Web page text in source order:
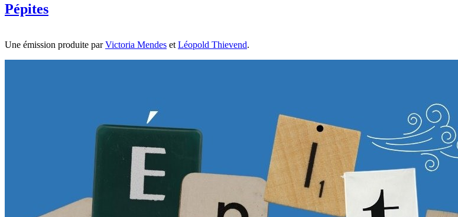
Pépites
Une émission produite parVictoria Mendes et Léopold Thievend.